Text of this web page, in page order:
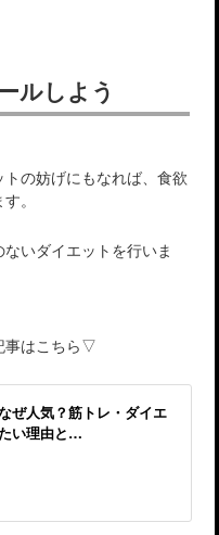
ルしよう
の妨げにもなれば、食欲
。
いダイエットを行いま
事はこちら▽
ぜ人気？筋トレ・ダイエ
い理由と…